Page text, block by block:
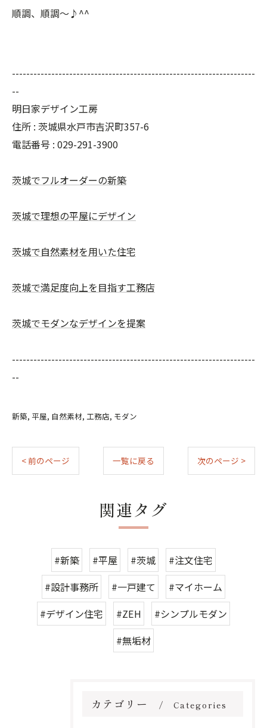
順調、順調～♪^^
--------------------------------------------------------------------
--
明日家デザイン工房
住所 : 茨城県水戸市吉沢町357-6
電話番号 : 029-291-3900
茨城でフルオーダーの新築
茨城で理想の平屋にデザイン
茨城で自然素材を用いた住宅
茨城で満足度向上を目指す工務店
茨城でモダンなデザインを提案
--------------------------------------------------------------------
--
新築 平屋 自然素材 工務店 モダン
< 前のページ 一覧に戻る 次のページ >
関連タグ
#新築 #平屋 #茨城
#注文住宅
#設計事務所
#一戸建て
#マイホーム
#デザイン住宅
#ZEH
#シンプルモダン
#無垢材
カテゴリー Categories